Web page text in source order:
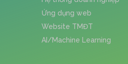
Ứng dụng web
Website TMĐT
AI/Machine Learning